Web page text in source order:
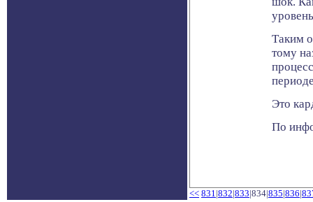
Таким
тому
Это
По
<< 831|832|833|834|835|836|